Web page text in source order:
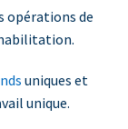
opérations de
uniques et
unique.